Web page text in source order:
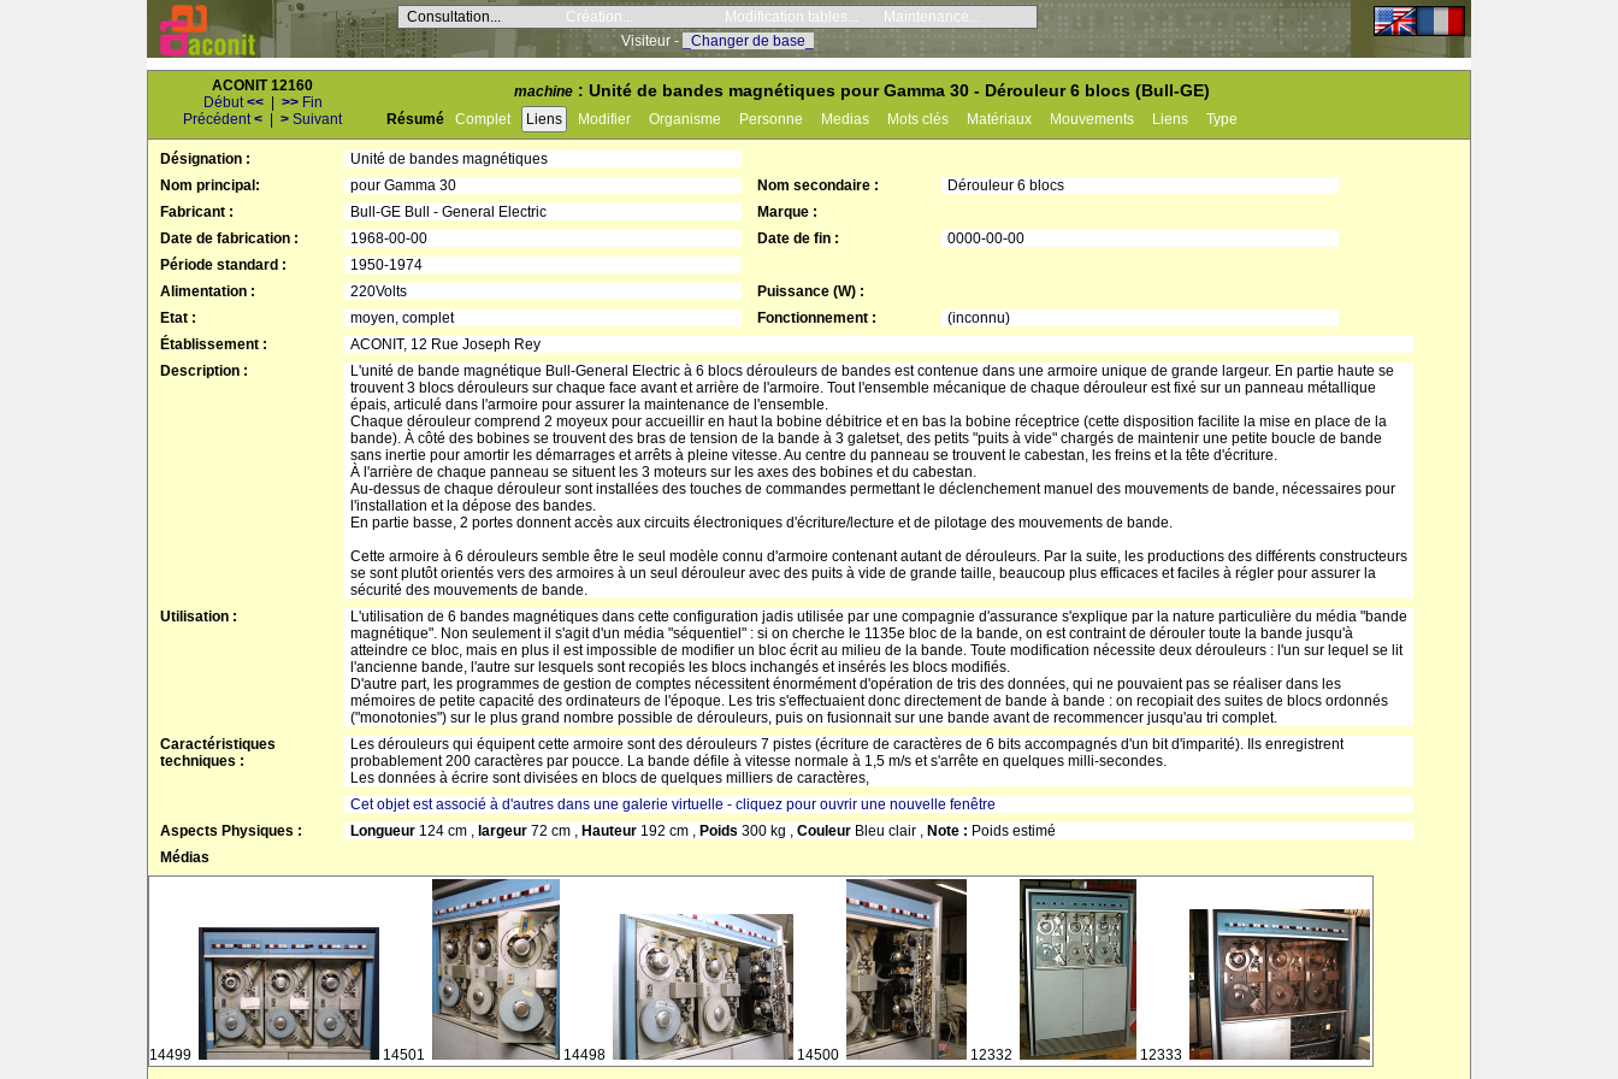
Consultation... Création... Modification tables...
Maintenance...
Visiteur -
_Changer de base_
ACONIT 12160
Début<< >>Fin
Précédent< > Suivant
machine : Unité de bandes magnétiques pour Gamma 30 - Dérouleur 6 blocs (Bull-GE)
Résumé Complet Liens Modifier Organisme Personne Medias Mots clés Matériaux Mouvements Liens Type
Désignation :
Unité de bandes magnétiques
Nom principal:
pour Gamma 30 Nom secondaire :
Dérouleur 6 blocs
Fabricant :
Bull-GE Bull - General Electric
Marque :
Date de fabrication :
1968-00-00 Date de fin :
0000-00-00
Période standard :
1950-1974
Alimentation :
220Volts
Puissance (W) :
Etat :
moyen, complet Fonctionnement :
(inconnu)
Établissement :
ACONIT, 12 Rue Joseph Rey
Description :
L'unité de bande magnétique Bull-General Electric à 6 blocs dérouleurs de bandes est contenue dans une armoire unique de grande largeur. En partie haute se
trouvent 3 blocs dérouleurs sur chaque face avant et arrière de l'armoire. Tout l'ensemble mécanique de chaque dérouleur est fixé sur un panneau métallique
épais, articulé dans l'armoire pour assurer la maintenance de l'ensemble.
Chaque dérouleur comprend 2 moyeux pour accueillir en haut la bobine débitrice et en bas la bobine réceptrice (cette disposition facilite la mise en place de la
bande). À côté des bobines se trouvent des bras de tension de la bande à 3 galetset, des petits "puits à vide" chargés de maintenir une petite boucle de bande
sans inertie pour amortir les démarrages et arrêts à pleine vitesse. Au centre du panneau se trouvent le cabestan, les freins et la tête d'écriture.
À l'arrière de chaque panneau se situent les 3 moteurs sur les axes des bobines et du cabestan.
Au-dessus de chaque dérouleur sont installées des touches de commandes permettant le déclenchement manuel des mouvements de bande, nécessaires pour
l'installation et la dépose des bandes.
En partie basse, 2 portes donnent accès aux circuits électroniques d'écriture/lecture et de pilotage des mouvements de bande.
Cette armoire à 6 dérouleurs semble être le seul modèle connu d'armoire contenant autant de dérouleurs. Par la suite, les productions des différents constructeurs
se sont plutôt orientés vers des armoires à un seul dérouleur avec des puits à vide de grande taille, beaucoup plus efficaces et faciles à régler pour assurer la
sécurité des mouvements de bande.
Utilisation :
L'utilisation de 6 bandes magnétiques dans cette configuration jadis utilisée par une compagnie d'assurance s'explique par la nature particulière du média "bande
magnétique". Non seulement il s'agit d'un média "séquentiel" : si on cherche le 1135e bloc de la bande, on est contraint de dérouler toute la bande jusqu'à
atteindre ce bloc, mais en plus il est impossible de modifier un bloc écrit au milieu de la bande. Toute modification nécessite deux dérouleurs : l'un sur lequel se lit
l'ancienne bande, l'autre sur lesquels sont recopiés les blocs inchangés et insérés les blocs modifiés.
D'autre part, les programmes de gestion de comptes nécessitent énormément d'opération de tris des données, qui ne pouvaient pas se réaliser dans les
mémoires de petite capacité des ordinateurs de l'époque. Les tris s'effectuaient donc directement de bande à bande : on recopiait des suites de blocs ordonnés
("monotonies") sur le plus grand nombre possible de dérouleurs, puis on fusionnait sur une bande avant de recommencer jusqu'au tri complet.
Caractéristiques
techniques :
Les dérouleurs qui équipent cette armoire sont des dérouleurs 7 pistes (écriture de caractères de 6 bits accompagnés d'un bit d'imparité). Ils enregistrent
probablement 200 caractères par poucce. La bande défile à vitesse normale à 1,5 m/s et s'arrête en quelques milli-secondes.
Les données à écrire sont divisées en blocs de quelques milliers de caractères,
Cet objet est associé à d'autres dans une galerie virtuelle - cliquez pour ouvrir une nouvelle fenêtre
Aspects Physiques :
Longueur 124 cm , largeur 72 cm , Hauteur 192 cm , Poids 300 kg , Couleur Bleu clair , Note : Poids estimé
Médias
14499 14501 14498 14500 12332 12333